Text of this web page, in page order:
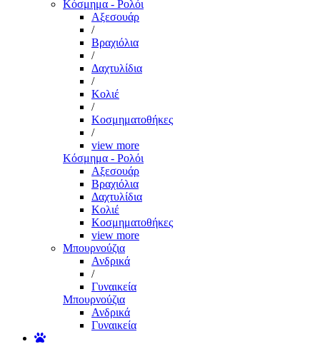
Κόσμημα - Ρολόι
Αξεσουάρ
/
Βραχιόλια
/
Δαχτυλίδια
/
Κολιέ
/
Κοσμηματοθήκες
/
view more
Κόσμημα - Ρολόι
Αξεσουάρ
Βραχιόλια
Δαχτυλίδια
Κολιέ
Κοσμηματοθήκες
view more
Μπουρνούζια
Ανδρικά
/
Γυναικεία
Μπουρνούζια
Ανδρικά
Γυναικεία